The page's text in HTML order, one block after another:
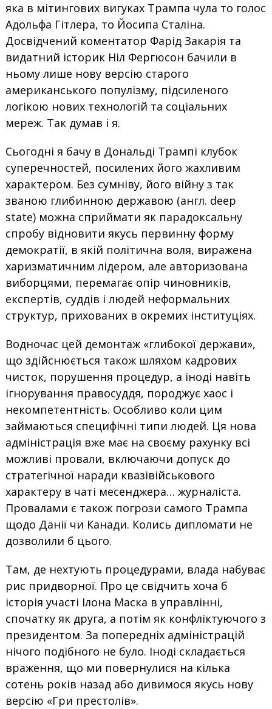
яка в мітингових вигуках Трампа чула то голос
Адольфа Гітлера, то Йосипа Сталіна.
Досвідчений коментатор Фарід Закарія та
видатний історик Ніл Фергюсон бачили в
ньому лише нову версію старого
американського популізму, підсиленого
логікою нових технологій та соціальних
мереж. Так думав і я.
Сьогодні я бачу в Дональді Трампі клубок
суперечностей, посилених його жахливим
характером. Без сумніву, його війну з так
званою глибинною державою (англ. deep
state) можна сприймати як парадоксальну
спробу відновити якусь первинну форму
демократії, в якій політична воля, виражена
харизматичним лідером, але авторизована
виборцями, перемагає опір чиновників,
експертів, суддів і людей неформальних
структур, прихованих в окремих інституціях.
Водночас цей демонтаж «глибокої держави»,
що здійснюється також шляхом кадрових
чисток, порушення процедур, а іноді навіть
ігнорування правосуддя, породжує хаос і
некомпетентність. Особливо коли цим
займаються специфічні типи людей. Ця нова
адміністрація вже має на своєму рахунку всі
можливі провали, включаючи допуск до
стратегічної наради квазівійськового
характеру в чаті месенджера… журналіста.
Провалами є також погрози самого Трампа
щодо Данії чи Канади. Колись дипломати не
дозволили б цього.
Там, де нехтують процедурами, влада набуває
рис придворної. Про це свідчить хоча б
історія участі Ілона Маска в управлінні,
спочатку як друга, а потім як конфліктуючого з
президентом. За попередніх адміністрацій
нічого подібного не було. Іноді складається
враження, що ми повернулися на кілька
сотень років назад або дивимося якусь нову
версію «Гри престолів».